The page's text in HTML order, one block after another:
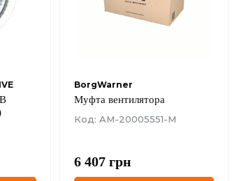
ZEEKR
BorgWarner
Муфта вентилятора
Код: AM-20005551-M
6 407 грн